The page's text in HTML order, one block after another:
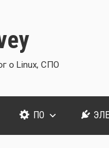
о Linux, СПО
ПО